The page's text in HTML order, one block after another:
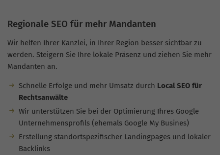
Regionale SEO für mehr Mandanten
Wir helfen Ihrer Kanzlei, in Ihrer Region besser sichtbar zu
werden. Steigern Sie Ihre lokale Präsenz und ziehen Sie mehr
Mandanten an.
Schnelle Erfolge und mehr Umsatz durch Local SEO für
Rechtsanwälte
Wir unterstützen Sie bei der Optimierung Ihres Google
Unternehmensprofils (ehemals Google My Busines)
Erstellung standortspezifischer Landingpages und lokaler
Backlinks